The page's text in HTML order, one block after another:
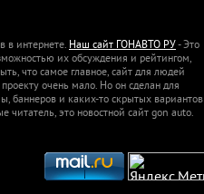
в интернете. Наш сайт ГОНАВТО РУ- Это
их обсуждения и рейтингом,
что самое главное, сайт для людей
очень мало. Но он сделан для
и каких-то скрытых вариантов
читатель, это новостной сайт gon auto.